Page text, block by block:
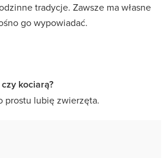
tradycje. Zawsze ma własne
go wypowiadać.
kociarą?
prostu lubię zwierzęta.